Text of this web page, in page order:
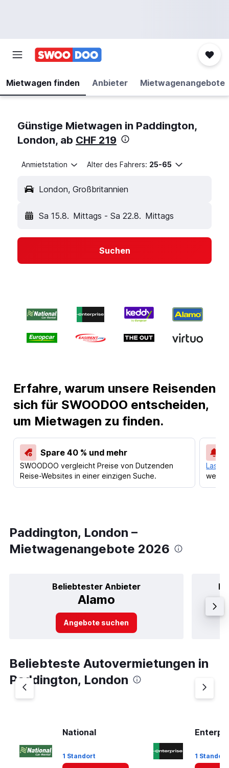
Mietwagen finden Anbieter Mietwagenangebote
Günstige Mietwagen in Paddington,
London, ab CHF 219
Anmietstation Alter des Fahrers: 25-65
London, Großbritannien
Sa 15.8. Mittags - Sa 22.8. Mittags
Suchen
Erfahre, warum unsere Reisenden
sich für SWOODOO entscheiden,
um Mietwagen zu finden.
Spare 40 % und mehr
SWOODOO vergleicht Preise von Dutzenden
Reise-Websites in einer einzigen Suche.
Lass
Paddington, London –
Mietwagenangebote 2026
Beliebtester Anbieter
Alamo
Angebote suchen
Beliebteste Autovermietungen in
Paddington, London
National
1 Standort 1 Standort